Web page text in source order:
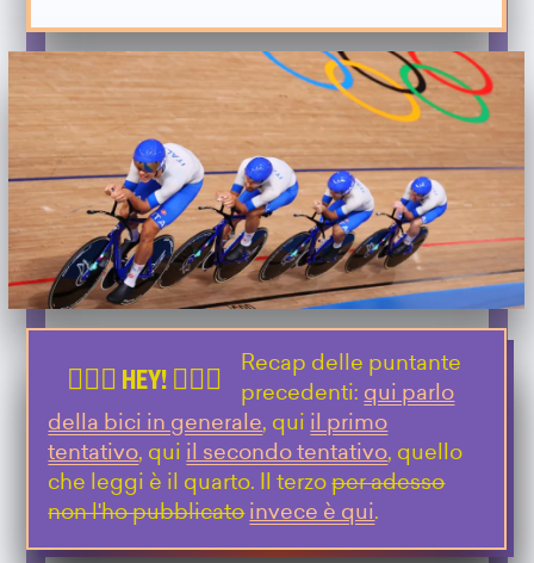
Recap delle puntante
precedenti: qui parlo
della bici in generale, qui il primo
tentativo, qui il secondo tentativo, quello
che leggi è il quarto. Il terzoper adesso
non l'ho pubblicato invece è qui.